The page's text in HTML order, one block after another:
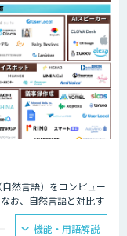
然言語）をコンピュー
お、自然言語と対比す
語は一般的に「プログ
つの言語の大きな違い
機能・用語解説